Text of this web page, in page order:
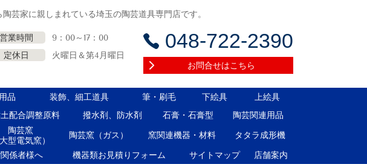
芸家に親しまれている埼玉の陶芸道具専門店です。
営業時間
9：00～17：00
定休日
火曜日＆第4月曜日
048-722-2390
お問合せはこちら
品 装飾、細工道具 筆・刷毛 下絵具
上絵具
配合調整原料 撥水剤、防水剤 石膏・石膏型
陶芸関連用品
陶芸窯
大型電気窯）
陶芸窯（ガス） 窯関連機器・材料
タタラ成形機
係者様へ 機器類お見積りフォーム サイトマップ 店舗案内